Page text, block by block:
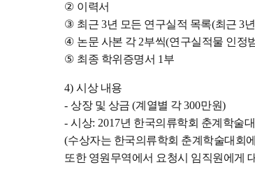
② 이력서
③ 최근 3년 모든 연구실적 목록(최근3
④ 논문 사본 각 2부씩(연구실적물 인정
⑤ 최종 학위증명서 1 부
4) 시상 내용
- 상장 및 상금(계열별 각300만원)
- 시상: 2017년 한국의류학회 춘계학술
(수상자는 한국의류학회 춘계학술대회
또한 영원무역에서 요청시 임직원에게